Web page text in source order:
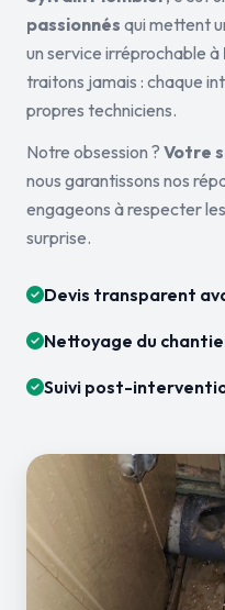
passionnés qui mettent
un service irréprochable à
traitons jamais : chaque
propres techniciens.
Notre obsession ? Votre
nous garantissons nos
engageons à respecter
surprise.
Devis transparent
Nettoyage du
Suivi post-